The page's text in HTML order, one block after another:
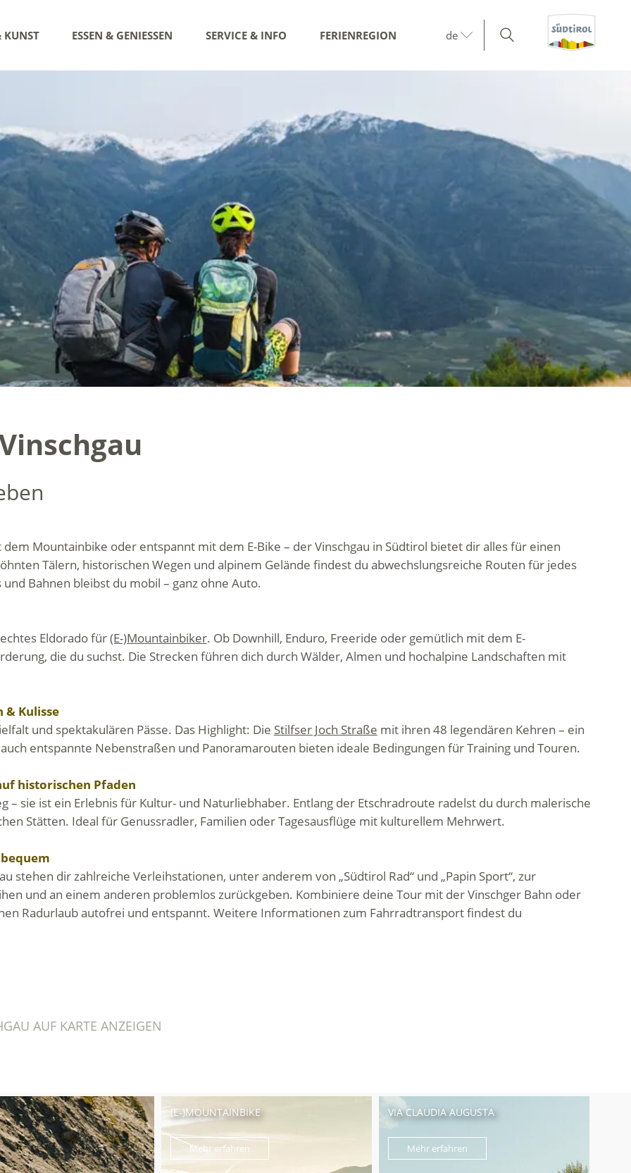
KUNST ESSEN & GENIESSEN SERVICE & INFO FERIENREGION de
Mountainbike oder entspannt mit dem E-Bike – der Vinschgau in Südtirol bietet dir alles für einen
Tälern, historischen Wegen und alpinem Gelände findest du abwechslungsreiche Routen für jedes
Bahnen bleibst du mobil – ganz ohne Auto.
Eldorado für(E-)Mountainbiker. Ob Downhill, Enduro, Freeride oder gemütlich mit dem E-
die du suchst. Die Strecken führen dich durch Wälder, Almen und hochalpine Landschaften mit
& Kulisse
und spektakulären Pässe. Das Highlight: Die Stilfser Joch Straße mit ihren 48 legendären Kehren – ein
entspannte Nebenstraßen und Panoramarouten bieten ideale Bedingungen für Training und Touren.
historischen Pfaden
– sie ist ein Erlebnis für Kultur- und Naturliebhaber. Entlang der Etschradroute radelst du durch malerische
Stätten. Ideal für Genussradler, Familien oder Tagesausflüge mit kulturellem Mehrwert.
stehen dir zahlreiche Verleihstationen, unter anderem von „Südtirol Rad“ und „Papin Sport“, zur
und an einem anderen problemlos zurückgeben. Kombiniere deine Tour mit der Vinschger Bahn oder
Radurlaub autofrei und entspannt. Weitere Informationen zum Fahrradtransport findest du
AUF KARTE ANZEIGEN
(E-)MOUNTAINBIKE
Mehr erfahren
VIA CLAUDIA AUGUSTA
Mehr erfahren